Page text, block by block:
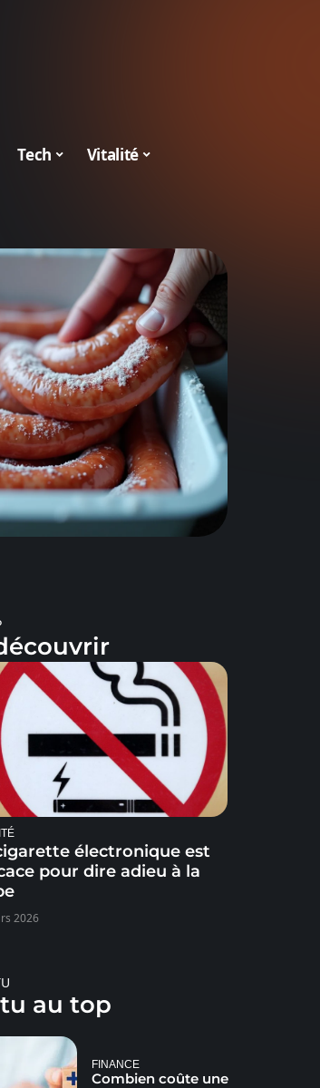
Tech Vitalité
électronique est
pour dire adieu à la
2026
au top
FINANCE
Combien coûte une